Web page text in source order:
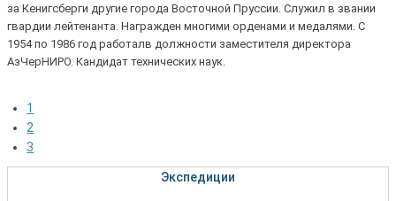
за Кенигсберги другие города Восточной Пруссии. Служил в звании
гвардии лейтенанта. Награжден многими орденами и медалями. С
1954 по 1986 год работалв должности заместителя директора
АзЧерНИРО. Кандидат технических наук.
1
2
3
Экспедиции